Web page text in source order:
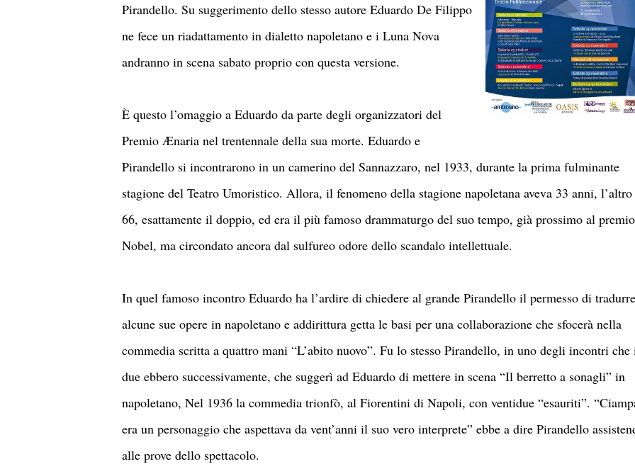
Pirandello. Su suggerimento dello stesso autore Eduardo De Filippo
ne fece un riadattamento in dialetto napoletano e i Luna Nova
andranno in scena sabato proprio con questa versione.
È questo l’omaggio a Eduardo da parte degli organizzatori del
Premio Ænaria nel trentennale della sua morte. Eduardo e
Pirandello si incontrarono in un camerino del Sannazzaro, nel 1933, durante la prima fulminante
stagione del Teatro Umoristico. Allora, il fenomeno della stagione napoletana aveva 33 anni, l’altro
66, esattamente il doppio, ed era il più famoso drammaturgo del suo tempo, già prossimo al premio
Nobel, ma circondato ancora dal sulfureo odore dello scandalo intellettuale.
In quel famoso incontro Eduardo ha l’ardire di chiedere al grande Pirandello il permesso di tradurre
alcune sue opere in napoletano e addirittura getta le basi per una collaborazione che sfocerà nella
commedia scritta a quattro mani “L’abito nuovo”. Fu lo stesso Pirandello, in uno degli incontri che
due ebbero successivamente, che suggerì ad Eduardo di mettere in scena “Il berretto a sonagli” in
napoletano, Nel 1936 la commedia trionfò, al Fiorentini di Napoli, con ventidue “esauriti”.
era un personaggio che aspettava da vent’anni il suo vero interprete” ebbe a dire Pirandello
alle prove dello spettacolo.